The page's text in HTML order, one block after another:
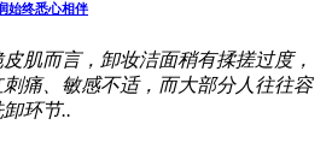
始终悉心相伴
肌而言，卸妆洁面稍有揉搓过度，
痛、敏感不适，而大部分人往往容
环节..